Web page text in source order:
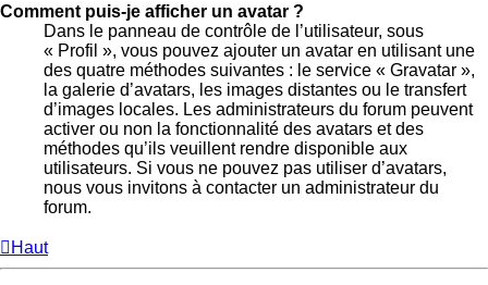
Comment puis-je afficher un avatar ?
Dans le panneau de contrôle de l’utilisateur, sous
« Profil », vous pouvez ajouter un avatar en utilisant une
des quatre méthodes suivantes : le service « Gravatar »,
la galerie d’avatars, les images distantes ou le transfert
d’images locales. Les administrateurs du forum peuvent
activer ou non la fonctionnalité des avatars et des
méthodes qu’ils veuillent rendre disponible aux
utilisateurs. Si vous ne pouvez pas utiliser d’avatars,
nous vous invitons à contacter un administrateur du
forum.
Haut